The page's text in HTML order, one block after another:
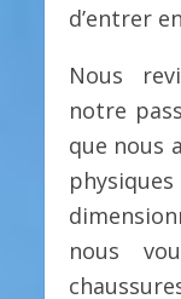
d’entrer
Nous
notre
que nous
nous